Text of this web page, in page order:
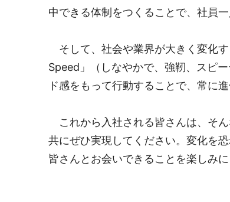
中できる体制をつくることで、社員
そして、社会や業界が大きく変化
Speed」（しなやかで、強靭、スピ
ド感をもって行動することで、常に
これから入社される皆さんは、そ
共にぜひ実現してください。変化を
皆さんとお会いできることを楽しみに